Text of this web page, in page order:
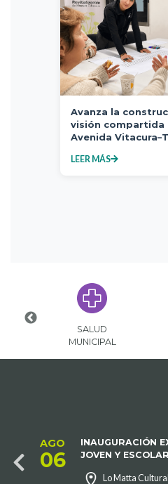
Avanza la
visión compartida
Avenida
LEER MÁS
CONVENIOS
CON INSTITUCIONES
AGO
06
INAUGURACIÓN
JOVEN Y ESCOLAR
Lo Matta